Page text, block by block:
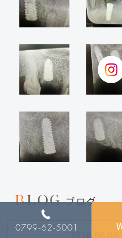
BLOG ブログ
2026.08.03